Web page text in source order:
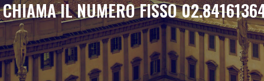
CHIAMA IL NUMERO FISSO